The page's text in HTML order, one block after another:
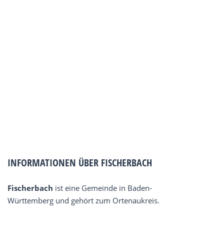
INFORMATIONEN ÜBER FISCHERBACH
Fischerbach ist eine Gemeinde in Baden-
Württemberg und gehört zum Ortenaukreis.